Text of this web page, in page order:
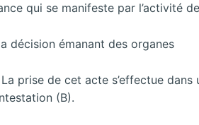
qui se manifeste par l’activité de
décision émanant des organes
prise de cet acte s’effectue
(B).